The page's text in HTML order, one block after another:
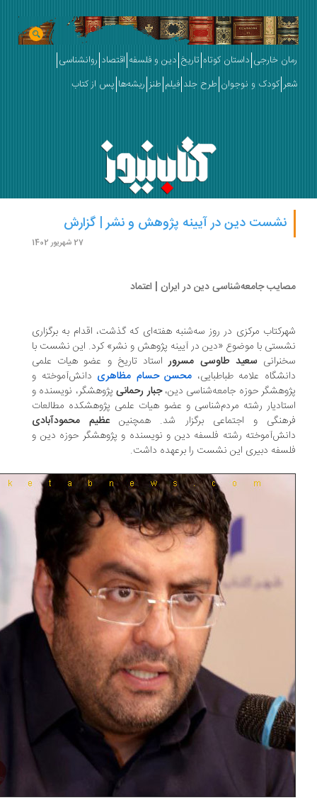
خارجی داستان کوتاه تاریخ دین و فلسفه اقتصاد روانشناسی
کودک و نوجوان طرح جلد فیلم طنز ریشه‌ها پس از کتاب
نشست دین در آیینه پژوهش و نشر | گزارش
جامعه‌شناسی دین در ایران | اعتماد
مرکزی در روز سه‌شنبه هفته‌ای که گذشت، اقدام به برگزاری
با موضوع «دین در آیینه پژوهش و نشر» کرد. این نشست با
سعید طاوسی مسرور استاد تاریخ و عضو هیات علمی
علامه طباطبایی،محسن حسام مظاهریدانش‌آموخته و
حوزه جامعه‌شناسی دین،جبار رحمانی پژوهشگر، نویسنده و
رشته مردم‌شناسی و عضو هیات علمی پژوهشکده مطالعات
و اجتماعی برگزار شد. همچنینعظیم محمودآبادی
رشته فلسفه دین و نویسنده و پژوهشگر حوزه دین و
دبیری این نشست را برعهده داشت.